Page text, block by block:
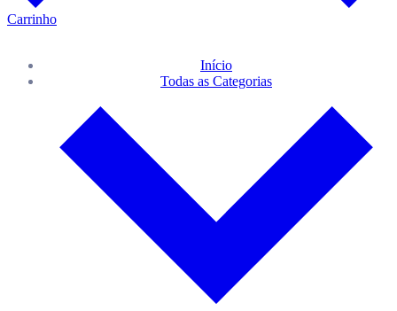
Carrinho
Início
Todas as Categorias